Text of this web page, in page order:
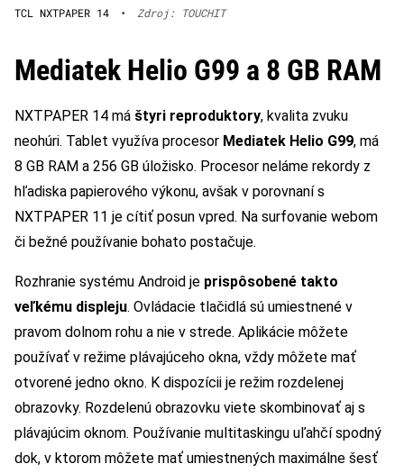
TCL NXTPAPER 14 • Zdroj: TOUCHIT
Mediatek Helio G99 a 8 GB RAM
NXTPAPER 14 má štyri reproduktory, kvalita zvuku
neohúri. Tablet využíva procesor Mediatek Helio G99, má
8 GB RAM a 256 GB úložisko. Procesor neláme rekordy z
hľadiska papierového výkonu, avšak v porovnaní s
NXTPAPER 11 je cítiť posun vpred. Na surfovanie webom
či bežné používanie bohato postačuje.
Rozhranie systému Android je prispôsobené takto
veľkému displeju. Ovládacie tlačidlá sú umiestnené v
pravom dolnom rohu a nie v strede. Aplikácie môžete
používať v režime plávajúceho okna, vždy môžete mať
otvorené jedno okno. K dispozícii je režim rozdelenej
obrazovky. Rozdelenú obrazovku viete skombinovať aj s
plávajúcim oknom. Používanie multitaskingu uľahčí spodný
dok, v ktorom môžete mať umiestnených maximálne šesť